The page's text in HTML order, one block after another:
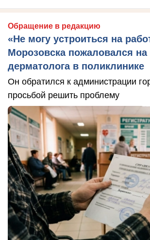
Обращение в редакцию
«Не могу устроиться на
Морозовска пожаловался на
дерматолога в поликлинике
Он обратился к администрации
просьбой решить проблему